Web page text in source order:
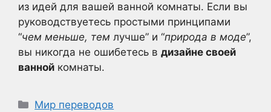
из идей для вашей ванной комнаты. Если вы
руководствуетесь простыми принципами
“чем меньше, тем лучше” и “природа в моде”,
вы никогда не ошибетесь в дизайне своей
ванной комнаты.
Рубрики
Мир переводов